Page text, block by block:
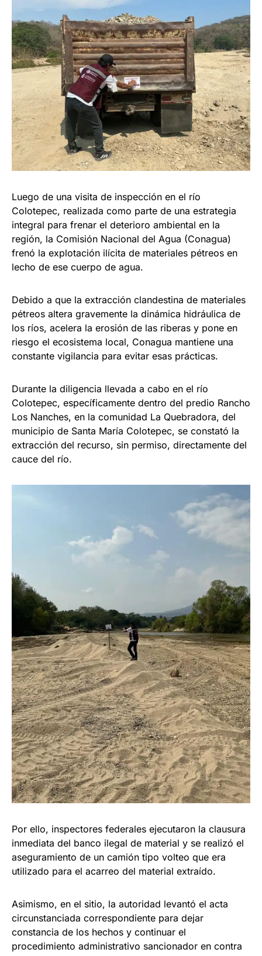
Luego de una visita de inspección en el río
Colotepec, realizada como parte de una estrategia
integral para frenar el deterioro ambiental en la
región, la Comisión Nacional del Agua (Conagua)
frenó la explotación ilícita de materiales pétreos en
lecho de ese cuerpo de agua.
Debido a que la extracción clandestina de materiales
pétreos altera gravemente la dinámica hidráulica de
los ríos, acelera la erosión de las riberas y pone en
riesgo el ecosistema local, Conagua mantiene una
constante vigilancia para evitar esas prácticas.
Durante la diligencia llevada a cabo en el río
Colotepec, específicamente dentro del predio Rancho
Los Nanches, en la comunidad La Quebradora, del
municipio de Santa María Colotepec, se constató la
extracción del recurso, sin permiso, directamente del
cauce del río.
Por ello, inspectores federales ejecutaron la clausura
inmediata del banco ilegal de material y se realizó el
aseguramiento de un camión tipo volteo que era
utilizado para el acarreo del material extraído.
Asimismo, en el sitio, la autoridad levantó el acta
circunstanciada correspondiente para dejar
constancia de los hechos y continuar el
procedimiento administrativo sancionador en contra